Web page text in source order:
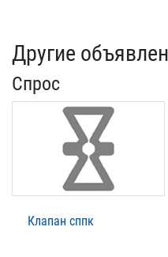
Другие
Спрос
Клапан сппк